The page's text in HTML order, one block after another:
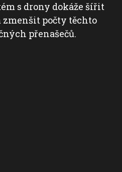
s drony dokáže šířit
počty těchto
přenašečů.